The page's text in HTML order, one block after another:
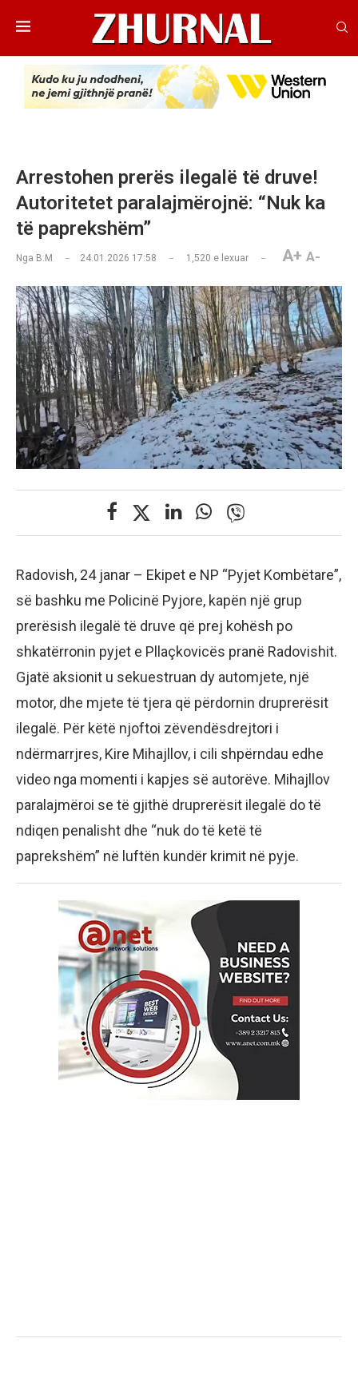
Arrestohen prerës ilegalë të druve!
Autoritetet paralajmërojnë: “Nuk ka
të paprekshëm”
Nga B.M 24.01.2026 17:58 1,520 e lexuar A+ A-
Radovish, 24 janar – Ekipet e NP “Pyjet Kombëtare”,
së bashku me Policinë Pyjore, kapën një grup
prerësish ilegalë të druve që prej kohësh po
shkatërronin pyjet e Pllaçkovicës pranë Radovishit.
Gjatë aksionit u sekuestruan dy automjete, një
motor, dhe mjete të tjera që përdornin druprerësit
ilegalë. Për këtë njoftoi zëvendësdrejtori i
ndërmarrjres, Kire Mihajllov, i cili shpërndau edhe
video nga momenti i kapjes së autorëve. Mihajllov
paralajmëroi se të gjithë druprerësit ilegalë do të
ndiqen penalisht dhe “nuk do të ketë të
paprekshëm” në luftën kundër krimit në pyje.